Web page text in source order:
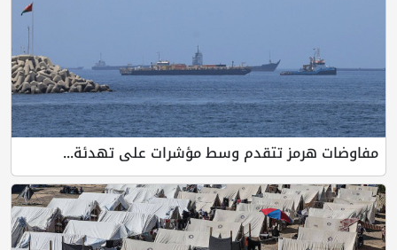
مفاوضات هرمز تتقدم وسط مؤشرات على تهدئة...